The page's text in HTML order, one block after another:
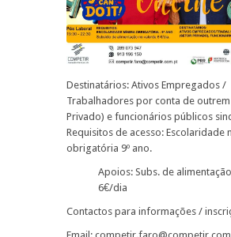
Destinatários: Ativos Empregados /
Trabalhadores por conta de
Privado) e funcionários públicos
Requisitos de acesso: Escolaridade
obrigatória 9º ano.
Apoios: Subs. de
6€/dia
Contactos para informações /